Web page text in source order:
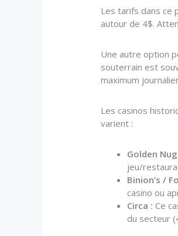
Les tarifs dans ce
autour de 4$.
Une autre option
souterrain est
maximum
Les casinos
varient :
Golden
jeu/
Binion’s /
casino ou
Circa : Ce
du secteur